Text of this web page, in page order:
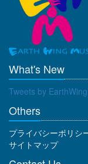
What's New
Tweets by
Others
プライバシーポリシ
サイトマップ